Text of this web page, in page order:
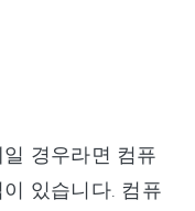
경우라면 컴퓨
있습니다. 컴퓨